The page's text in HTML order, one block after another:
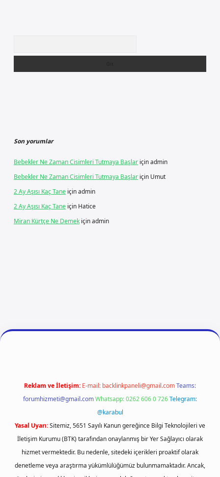
Son yorumlar
Bebekler Ne Zaman Cisimleri Tutmaya Başlar içinadmin
Bebekler Ne Zaman Cisimleri Tutmaya Başlar için Umut
2 Ay Aşısı Kaç Tane içinadmin
2 Ay Aşısı Kaç Tane için Hatice
Miran Kürtçe Ne Demek içinadmin
girişilbet girişvdcasino girişbetexper
Reklam ve İletişim: E-mail: backlinkpaneli@gmail.comTeams:
forumhizmeti@gmail.comWhatsapp: 0262 606 0 726Telegram:
@karabul
Yasal Uyarı:Sitemiz, 5651 Sayılı Kanun gereğince Bilgi Teknolojileri ve
İletişim Kurumu (BTK) tarafından onaylanmış bir Yer Sağlayıcı olarak
hizmet vermektedir. Bu nedenle, sitedeki içerikleri proaktif olarak
denetleme veya araştırma yükümlülüğümüz bulunmamaktadır. Ancak,